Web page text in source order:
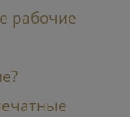
рабочие